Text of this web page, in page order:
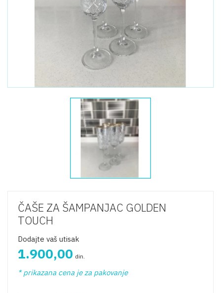
ČAŠE ZA ŠAMPANJAC GOLDEN
TOUCH
Dodajte vaš utisak
1.900,00 din.
* prikazana cena je za pakovanje